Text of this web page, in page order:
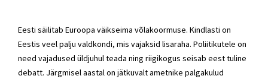
Eesti säilitab Euroopa väikseima võlakoormuse. Kindlasti on
Eestis veel palju valdkondi, mis vajaksid lisaraha. Poliitikutele on
need vajadused üldjuhul teada ning riigikogus seisab eest tuline
debatt. Järgmisel aastal on jätkuvalt ametnike palgakulud